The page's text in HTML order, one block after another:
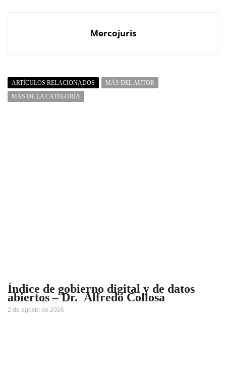
Mercojuris
ARTÍCULOS RELACIONADOS
MÁS DEL AUTOR
MÁS DE LA CATEGORÍA
Índice de gobierno digital y de datos
abiertos – Dr. Alfredo Collosa
2 de agosto de 2026